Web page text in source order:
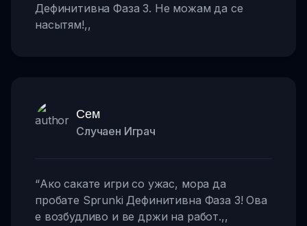
Дефинитивна Фаза 3. Не можам да се
насытям!,,
Сем
Случаен Играч
“Ако сакате игри со ужас, мора да
пробате Sprunki Дефинитивна Фаза 3! Ова
е возбудливо и ве држи на работ.,,